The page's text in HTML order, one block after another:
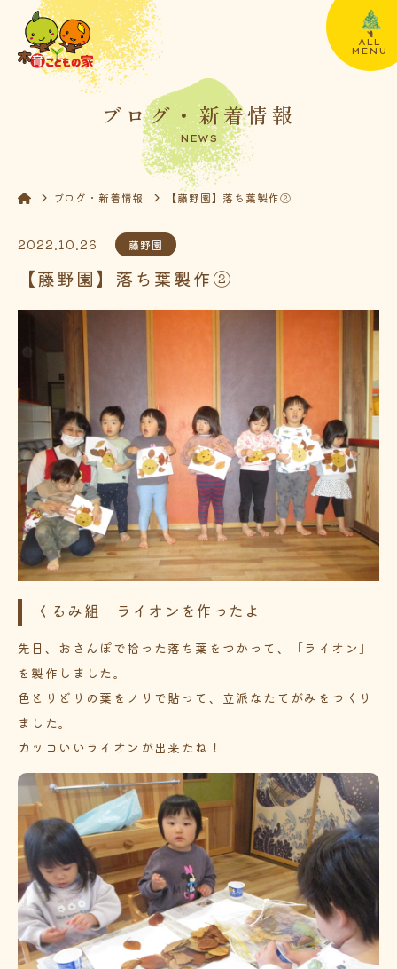
ALL
MENU
ブログ・新着情報
NEWS
ブログ・新着情報 【藤野園】落ち葉製作②
2022.10.26 藤野園
【藤野園】落ち葉製作②
くるみ組 ライオンを作ったよ
先日、おさんぽで拾った落ち葉をつかって、「ライオン」
を製作しました。
色とりどりの葉をノリで貼って、立派なたてがみをつくり
ました。
カッコいいライオンが出来たね！